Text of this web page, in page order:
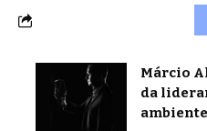
Márcio
da